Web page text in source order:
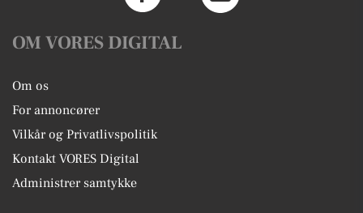
OM VORES DIGITAL
Om os
For annoncører
Vilkår og Privatlivspolitik
Kontakt VORES Digital
Administrer samtykke